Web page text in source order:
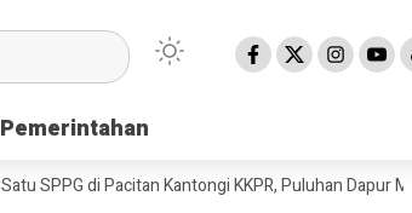
Pemerintahan
Pemerintahan
di Pacitan Kantongi KKPR, Puluhan Dapur MBG Sudah